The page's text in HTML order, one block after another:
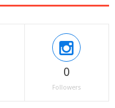
0
Followers